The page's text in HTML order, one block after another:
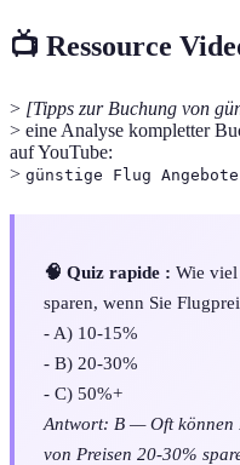
📺 Ressource
> [Tipps zur Buchung von
> eine Analyse kompletter
auf YouTube:
> günstige Flug Angebote
🧠 Quiz rapide : Wie
sparen, wenn Sie
- A) 10-15%
- B) 20-30%
- C) 50%+
Antwort: B — Oft können
von Preisen 20-30%